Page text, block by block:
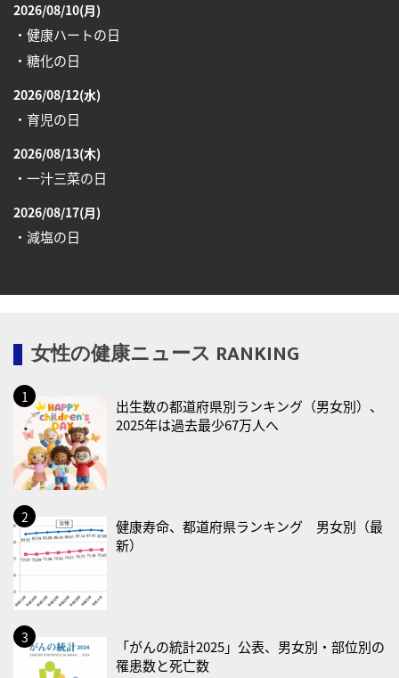
2026/08/10(月)
・健康ハートの日
・糖化の日
2026/08/12(水)
・育児の日
2026/08/13(木)
・一汁三菜の日
2026/08/17(月)
・減塩の日
・防犯の日
・世界人道デー
2026/08/21(金)
・治療アプリの日
・献血の日
・禁煙の日
2026/08/23(日)
・不眠の日
・乳酸菌の日
2026/08/25(火)
・いたわり肌の日
女性の健康ニュース RANKING
出生数の都道府県別ランキング（男女別）、
2025年は過去最少67万人へ
健康寿命、都道府県ランキング 男女別（最
新）
「がんの統計2025」公表、男女別・部位別の
罹患数と死亡数